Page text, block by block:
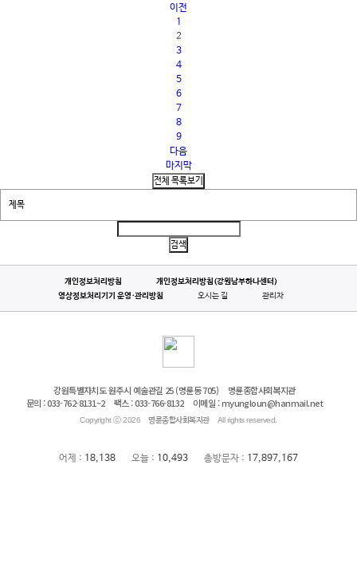
이전
1
2
3
4
5
6
7
8
9
다음
마지막
개인정보처리방침
개인정보처리방침(강원남부하나센터)
영상정보처리기기 운영·관리방침
오시는 길 관리자
강원특별자치도 원주시 예술관길 25 (명륜동 705)
명륜종합사회복지관
문의 : 033-762-8131~2
팩스 : 033-766-8132 이메일 : myungloun@hanmail.net
Copyright ⓒ 2026 명륜종합사회복지관 All rights reserved.
어제 : 18,138 오늘 : 10,493 총방문자 : 17,897,167